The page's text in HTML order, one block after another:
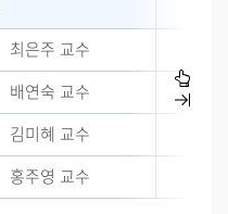
최은주 교수
배연숙 교수
김미혜 교수
홍주영 교수